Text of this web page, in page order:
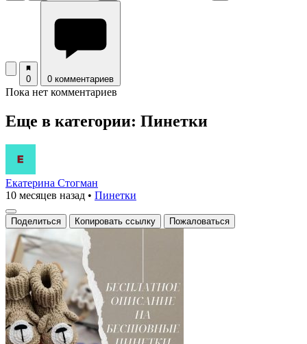
0 0 комментариев
Пока нет комментариев
Еще в категории: Пинетки
Екатерина Стогман
10 месяцев назад • Пинетки
Поделиться Копировать ссылку Пожаловаться